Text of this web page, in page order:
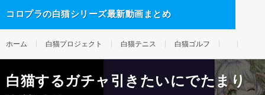
コロプラの白猫シリーズ最新動画まとめ
ホーム 白猫プロジェクト 白猫テニス 白猫ゴルフ
白猫するガチャ引きたいにでたまり